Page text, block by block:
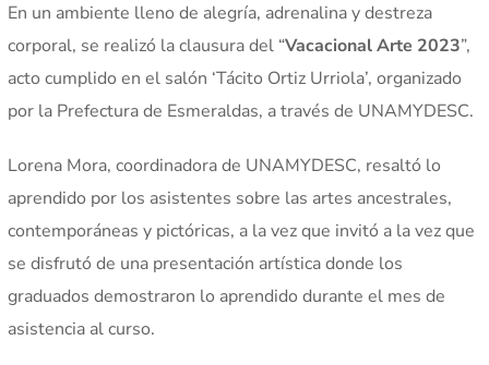
En un ambiente lleno de alegría, adrenalina y destreza
corporal, se realizó la clausura del “Vacacional Arte 2023”,
acto cumplido en el salón ‘Tácito Ortiz Urriola’, organizado
por la Prefectura de Esmeraldas, a través de UNAMYDESC.
Lorena Mora, coordinadora de UNAMYDESC, resaltó lo
aprendido por los asistentes sobre las artes ancestrales,
contemporáneas y pictóricas, a la vez que invitó a la vez que
se disfrutó de una presentación artística donde los
graduados demostraron lo aprendido durante el mes de
asistencia al curso.